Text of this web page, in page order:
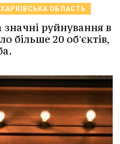
ХАРКІВСЬКА ОБЛАСТЬ
значні руйнування в
більше 20 об'єктів,